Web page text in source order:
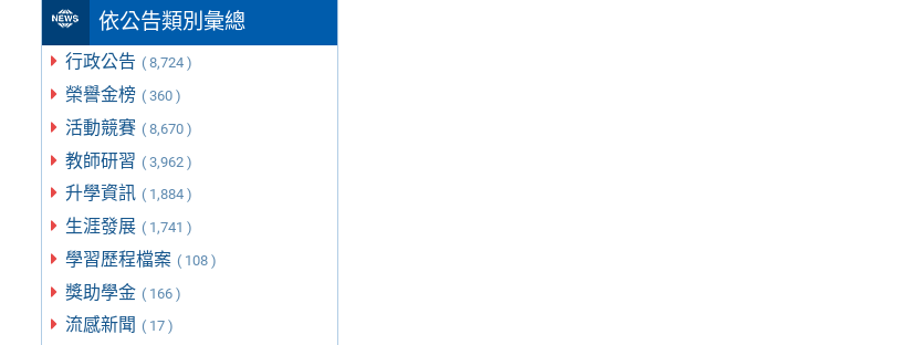
依公告類別彙總
行政公告 ( 8,724 )
榮譽金榜 ( 360 )
活動競賽 ( 8,670 )
教師研習 ( 3,962 )
升學資訊 ( 1,884 )
生涯發展 ( 1,741 )
學習歷程檔案 ( 108 )
獎助學金 ( 166 )
流感新聞 ( 17 )